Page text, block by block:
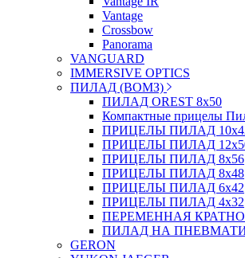
Vantage
Crossbow
Panorama
VANGUARD
IMMERSIVE OPTICS
ПИЛАД (ВОМЗ)
ПИЛАД OREST 8х50
Компактные прицелы
ПРИЦЕЛЫ ПИЛАД
ПРИЦЕЛЫ ПИЛАД
ПРИЦЕЛЫ ПИЛАД 8х56
ПРИЦЕЛЫ ПИЛАД 8х48
ПРИЦЕЛЫ ПИЛАД 6х42
ПРИЦЕЛЫ ПИЛАД 4х32
ПЕРЕМЕННАЯ
ПИЛАД НА
GERON